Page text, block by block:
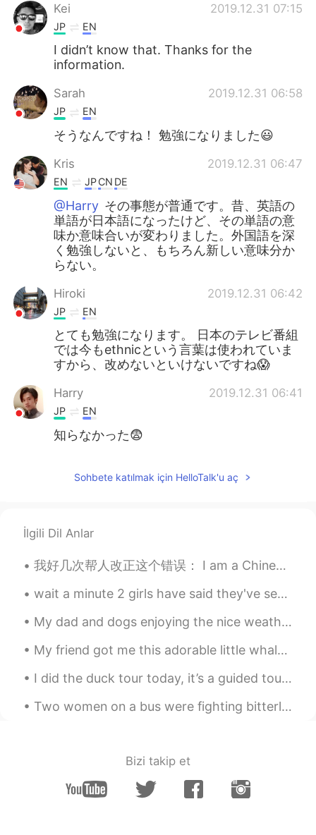
Kei 2019.12.31 07:15
JP EN
I didn’t know that. Thanks for the
information.
Sarah 2019.12.31 06:58
JP EN
そうなんですね！ 勉強になりました😃
Kris 2019.12.31 06:47
EN JPCN DE
@Harry その事態が普通です。昔、英語の
単語が日本語になったけど、その単語の意
味か意味合いが変わりました。外国語を深
く勉強しないと、もちろん新しい意味分か
らない。
Hiroki 2019.12.31 06:42
JP EN
とても勉強になります。 日本のテレビ番組
では今もethnicという言葉は使われていま
すから、改めないといけないですね😱
Harry 2019.12.31 06:41
JP EN
知らなかった😨
Sohbete katılmak için HelloTalk'u aç
İlgili Dil Anlar
我好几次帮人改正这个错误： I am a Chinese。 Chinese 是一个形容词。所以你可以用： I am a Chinese citizen. 或者That is a Chinese...
wait a minute 2 girls have said they've seen me on douyin but I don't have that app...is someone ...
My dad and dogs enjoying the nice weather in Ireland ❤ I miss my home! They have sunshine☀ and h...
My friend got me this adorable little whale that glows as an early Valentine’s Day surprise 🥺 I ...
I did the duck tour today, it’s a guided tour that goes through the streets of downtown Boston an...
Two women on a bus were fighting bitterly over the last remaining seat. The bus monitor had trie...
Bizi takip et